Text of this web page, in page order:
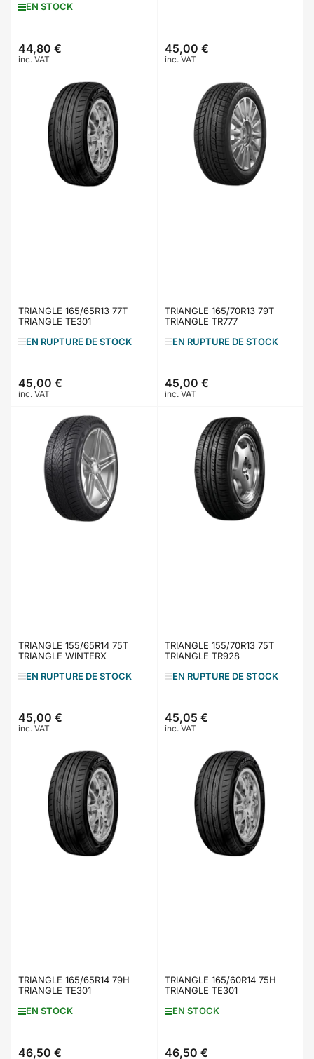
EN STOCK
Prix
44,80 €
inc. VAT
Prix
45,00 €
inc. VAT
TRIANGLE 165/65R13 77T
TRIANGLE TE301
EN RUPTURE DE STOCK
Prix
45,00 €
inc. VAT
TRIANGLE 165/70R13 79T
TRIANGLE TR777
EN RUPTURE DE STOCK
Prix
45,00 €
inc. VAT
TRIANGLE 155/65R14 75T
TRIANGLE WINTERX
EN RUPTURE DE STOCK
Prix
45,00 €
inc. VAT
TRIANGLE 155/70R13 75T
TRIANGLE TR928
EN RUPTURE DE STOCK
Prix
45,05 €
inc. VAT
TRIANGLE 165/65R14 79H
TRIANGLE TE301
EN STOCK
Prix
46,50 €
TRIANGLE 165/60R14 75H
TRIANGLE TE301
EN STOCK
Prix
46,50 €